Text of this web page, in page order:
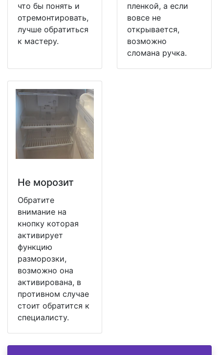
что бы понять и
отремонтировать,
лучше обратиться
к мастеру.
пленкой, а если
вовсе не
открывается,
возможно
сломана ручка.
Не морозит
Обратите
внимание на
кнопку которая
активирует
функцию
разморозки,
возможно она
активирована, в
противном случае
стоит обратится к
специалисту.